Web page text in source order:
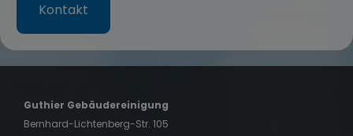
Kontakt
Guthier Gebäudereinigung
Bernhard-Lichtenberg-Str. 105